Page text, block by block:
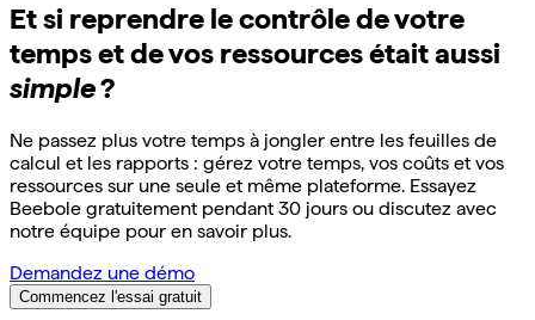
Et si reprendre le contrôle de votre
temps et de vos ressources était aussi
simple?
Ne passez plus votre temps à jongler entre les feuilles de
calcul et les rapports : gérez votre temps, vos coûts et vos
ressources sur une seule et même plateforme. Essayez
Beebole gratuitement pendant 30 jours ou discutez avec
notre équipe pour en savoir plus.
Demandez une démo
Commencez l'essai gratuit